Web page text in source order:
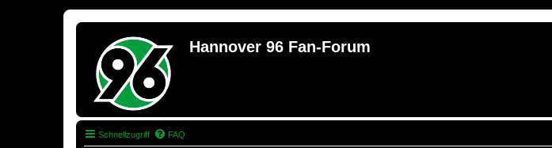
Hannover 96 Fan-Forum
Schnellzugriff FAQ